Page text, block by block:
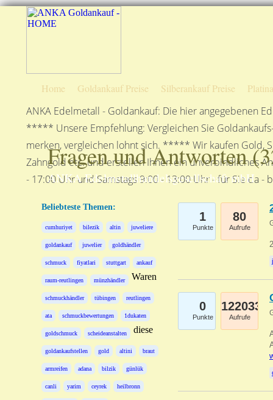
Home Goldankauf Preise Silberankauf Preise
ANKA Edelmetall - Goldankauf: Die hier angegebenen
***** Unsere Empfehlung: Vergleichen Sie
merken, vergleichen lohnt sich. ***** Wir kaufen Gold,
Zahngold etc. und erstellen Ihnen ein unverbindliches
- 17:00 Uhr und Samstags 9:00 - 13:00 Uhr - für Sie
Fragen und Antworten (
ANKA Edelmetallhandelsgesellschaft mbH
Beliebteste Themen:
cumhuriyet bilezik altin juweliere
goldankauf juwelier goldhändler
schmuck fiyatlari stuttgart ankauf
raum-reutlingen münzhändler
schmuckhändler tübingen reutlingen
ata schmuckbewertungen 1dukaten
goldschmuck scheideanstalten
goldankaufstellen gold altini braut
armreifen adana bilzik günlük
canli yarim ceyrek heilbronn
Waren
diese
1
Punkte
80
Aufrufe
0
Punkte
122033
Aufrufe